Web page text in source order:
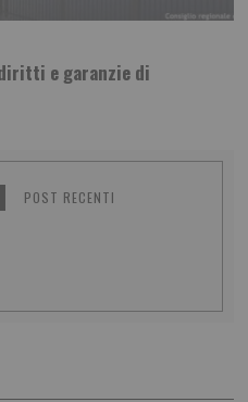
e garanzie di
POST RECENTI